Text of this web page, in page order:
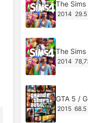
The Sims
2014 29.5
The Sims
2014
GTA 5 /
2015 68.5